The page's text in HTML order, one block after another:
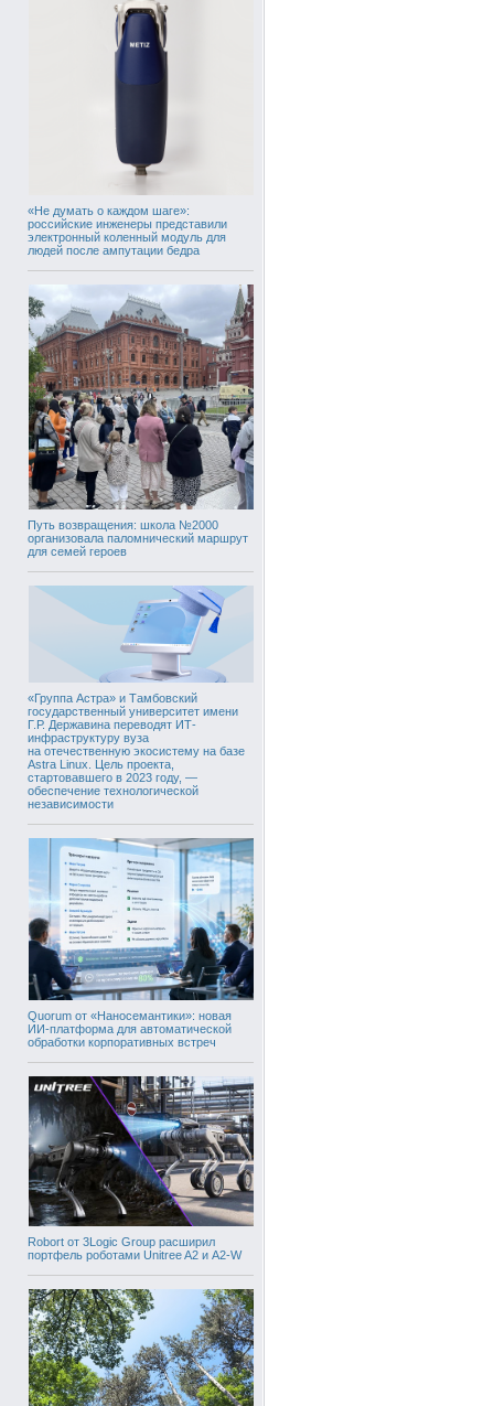
«Не думать о каждом шаге»:
российские инженеры представили
электронный коленный модуль для
людей после ампутации бедра
Путь возвращения: школа №2000
организовала паломнический маршрут
для семей героев
«Группа Астра» и Тамбовский
государственный университет имени
Г.Р. Державина переводят ИТ-
инфраструктуру вуза
на отечественную экосистему на базе
Astra Linux. Цель проекта,
стартовавшего в 2023 году, —
обеспечение технологической
независимости
Quorum от «Наносемантики»: новая
ИИ-платформа для автоматической
обработки корпоративных встреч
Robort от 3Logic Group расширил
портфель роботами Unitree A2 и A2-W